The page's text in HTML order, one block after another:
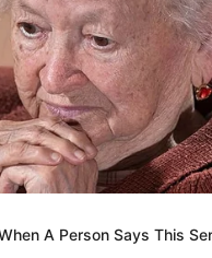
A Person Says This